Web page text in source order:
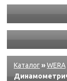
Каталог»WERA